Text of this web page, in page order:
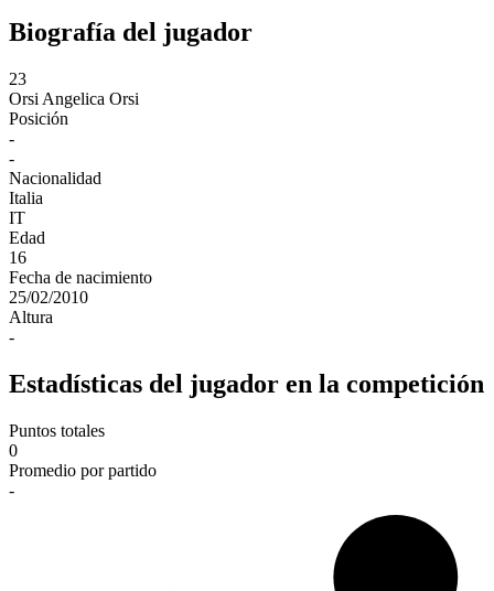
Biografía del jugador
23
Orsi Angelica Orsi
Posición
-
-
Nacionalidad
Italia
IT
Edad
16
Fecha de nacimiento
25/02/2010
Altura
-
Estadísticas del jugador en la competición
Puntos totales
0
Promedio por partido
-